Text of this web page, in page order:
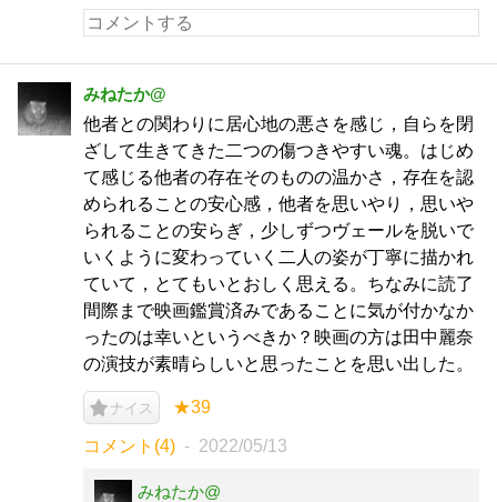
みねたか@
他者との関わりに居心地の悪さを感じ，自らを閉
ざして生きてきた二つの傷つきやすい魂。はじめ
て感じる他者の存在そのものの温かさ，存在を認
められることの安心感，他者を思いやり，思いや
られることの安らぎ，少しずつヴェールを脱いで
いくように変わっていく二人の姿が丁寧に描かれ
ていて，とてもいとおしく思える。ちなみに読了
間際まで映画鑑賞済みであることに気が付かなか
ったのは幸いというべきか？映画の方は田中麗奈
の演技が素晴らしいと思ったことを思い出した。
ナイス ★39
コメント(4) 2022/05/13
みねたか@